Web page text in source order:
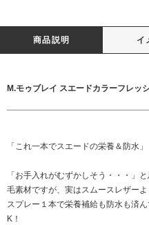
商品説明 イ
M.モゥブレイ スエードカラーフレッ
「これ一本でスエードの栄養＆防水」
「お手入れがむずかしそう・・・」
毛素材ですが、実はスムースレザーよ
スプレー１本で栄養補給も防水も済
K！